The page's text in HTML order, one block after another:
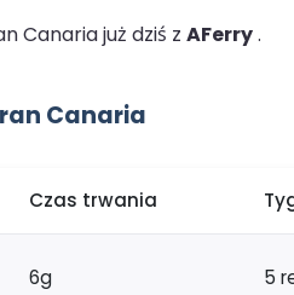
Canaria już dziś z AFerry.
Canaria
Czas trwania
6g 5